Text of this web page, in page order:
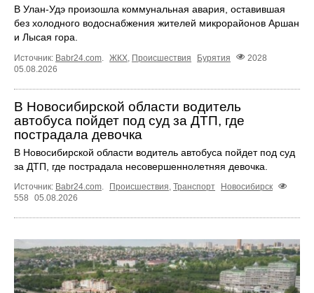
В Улан-Удэ произошла коммунальная авария, оставившая
без холодного водоснабжения жителей микрорайонов Аршан
и Лысая гора.
Источник: Babr24.com ЖКХ Происшествия Бурятия
2028
05.08.2026
В Новосибирской области водитель
автобуса пойдет под суд за ДТП, где
пострадала девочка
В Новосибирской области водитель автобуса пойдет под суд
за ДТП, где пострадала несовершеннолетняя девочка.
Источник: Babr24.com Происшествия Транспорт
Новосибирск
558
05.08.2026